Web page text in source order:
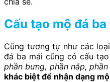
Cấu tạo mộ đá ba
Cũng tương tự như các
đá ba mái cũng có cấu
phần bưng, phần nắp,
khác biệt để nhận dạng